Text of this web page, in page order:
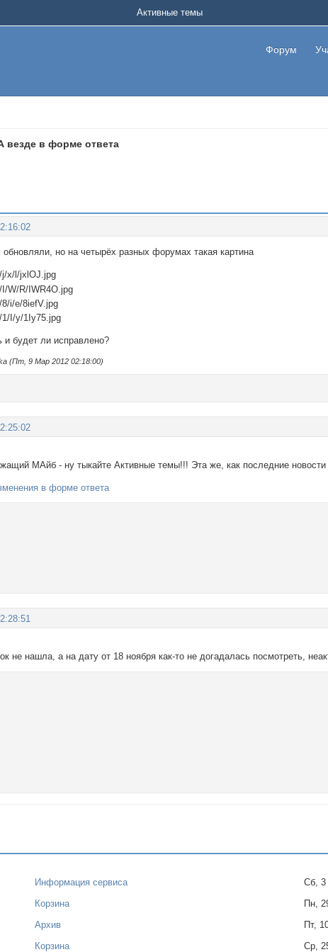
Форум
Активные темы
везде в форме ответа
но на четырёх разных форумах такая картина
и будет ли исправлено?
(Пт, 9 Мар 2012 02:18:00)
МАйб - ну тыкайте Активные темы!!! Эта же, как последние новости
в форме ответа
не нашла, а на дату от 18 ноября как-то не догадалась посмотреть,
Информация сервиса
Сб, 3
Корзина
Пн,
Архив
Пт,
Корзина Ср,